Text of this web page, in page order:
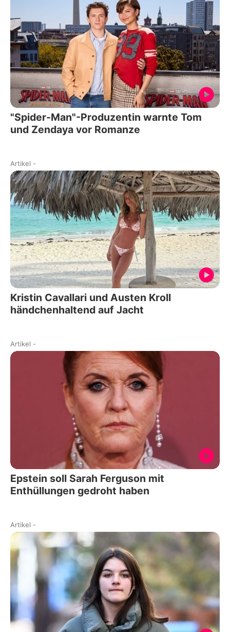
"Spider-Man"-Produzentin warnte Tom
und Zendaya vor Romanze
Artikel -
Kristin Cavallari und Austen Kroll
händchenhaltend auf Jacht
Artikel -
Epstein soll Sarah Ferguson mit
Enthüllungen gedroht haben
Artikel -